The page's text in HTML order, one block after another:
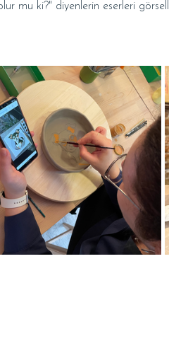
mu ki?" diyenlerin eserleri